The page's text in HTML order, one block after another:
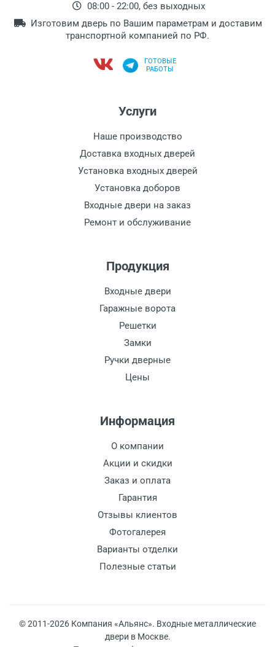
08:00 - 22:00, без выходных
Изготовим дверь по Вашим параметрам и доставим
транспортной компанией по РФ.
ГОТОВЫЕ
РАБОТЫ
Услуги
Наше производство
Доставка входных дверей
Установка входных дверей
Установка доборов
Входные двери на заказ
Ремонт и обслуживание
Продукция
Входные двери
Гаражные ворота
Решетки
Замки
Ручки дверные
Цены
Информация
О компании
Акции и скидки
Заказ и оплата
Гарантия
Отзывы клиентов
Фотогалерея
Варианты отделки
Полезные статьи
© 2011-2026 Компания «Альянс». Входные металлические
двери в Москве.